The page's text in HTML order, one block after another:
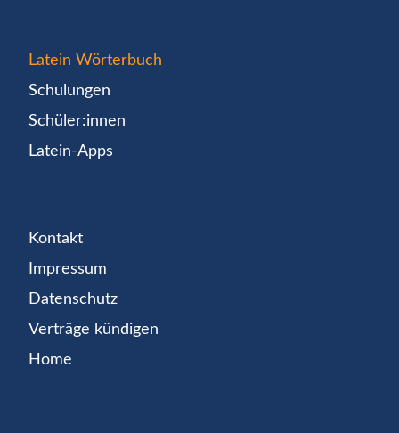
Latein Wörterbuch
Schulungen
Schüler:innen
Latein-Apps
Kontakt
Impressum
Datenschutz
Verträge kündigen
Home